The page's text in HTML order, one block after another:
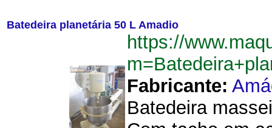
Batedeira planetária 50 L Amadio
https://
Fabricante:
Batedeira